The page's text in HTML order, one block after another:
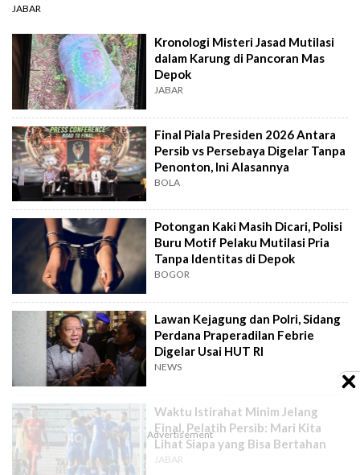
JABAR
Kronologi Misteri Jasad Mutilasi
dalam Karung di Pancoran Mas
Depok
JABAR
Final Piala Presiden 2026 Antara
Persib vs Persebaya Digelar Tanpa
Penonton, Ini Alasannya
BOLA
Potongan Kaki Masih Dicari, Polisi
Buru Motif Pelaku Mutilasi Pria
Tanpa Identitas di Depok
BOGOR
Lawan Kejagung dan Polri, Sidang
Perdana Praperadilan Febrie
Digelar Usai HUT RI
NEWS
Waktu Istirahat Minim Jelang
Final, Pelatih Persib: Mari Kita
Lihat Siapa yang Bisa Bertahan
JABAR